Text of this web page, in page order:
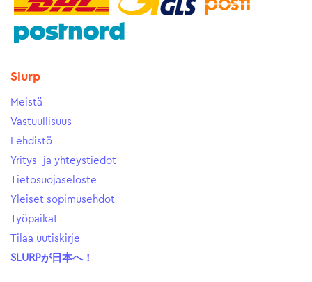
Slurp
Meistä
Vastuullisuus
Lehdistö
Yritys- ja yhteystiedot
Tietosuojaseloste
Yleiset sopimusehdot
Työpaikat
Tilaa uutiskirje
SLURPが日本へ！